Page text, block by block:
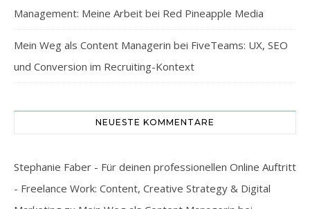
Management: Meine Arbeit bei Red Pineapple Media
Mein Weg als Content Managerin bei FiveTeams: UX, SEO
und Conversion im Recruiting-Kontext
NEUESTE KOMMENTARE
Stephanie Faber - Für deinen professionellen Online Auftritt
- Freelance Work: Content, Creative Strategy & Digital